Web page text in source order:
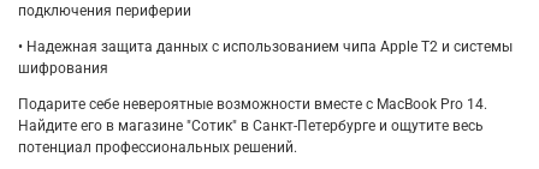
подключения периферии
• Надежная защита данных с использованием чипа Apple T2 и системы
шифрования
Подарите себе невероятные возможности вместе с MacBook Pro 14.
Найдите его в магазине "Сотик" в Санкт-Петербурге и ощутите весь
потенциал профессиональных решений.